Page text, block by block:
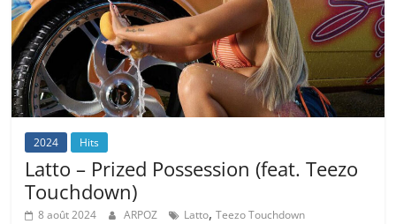
2024 Hits
Latto – Prized Possession (feat. Teezo
Touchdown)
8 août 2024 ARPOZ Latto,Teezo Touchdown